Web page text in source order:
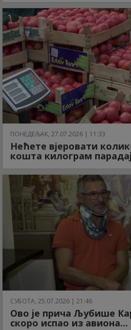
ПОНЕДЕЉАК, 27.07.2026 | 11:33
Нећете вјеровати
кошта килограм
СУБОТА, 25.07.2026 | 21:46
Ово је прича Љубише
скоро испао из авиона...